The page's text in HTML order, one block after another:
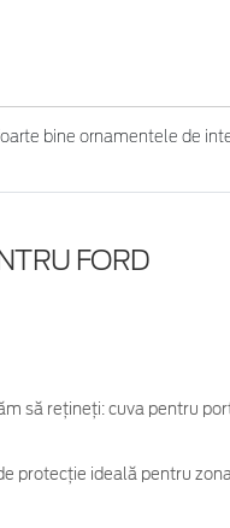
bine ornamentele de
FORD
să rețineți: cuva pentru
protecție ideală pentru